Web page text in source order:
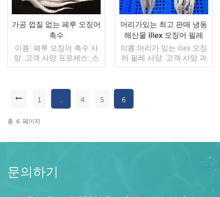
행
가공 껍질 없는 페루 오징어
촉수
이름: 페루 오징어 촉수 사
양: 고객 사양 프로세스: 스
킨 오프, 희게 글레이징:
/ 가방, 10kg / 짠 가방 (맞
춤형) 판매 모델: 도매/수출
min. 주문: 20피트 컨테이
보자마자 TT / С확인된 취
더 읽기
머리가있는 최고 판매 냉동
해산물 illex 오징어 필레
이름:머리가 있는 illex 오징
어 필레 사양: 고객 사양 과
정: 장 글레이징: IQF 40%
10kg / 짠 가방 (맞춤형) 판
매 모델: 도매/수출 최소. 주
문: 20피트 컨테이너 / 40피
1 4 5 6
총 6 페이지
문의하기